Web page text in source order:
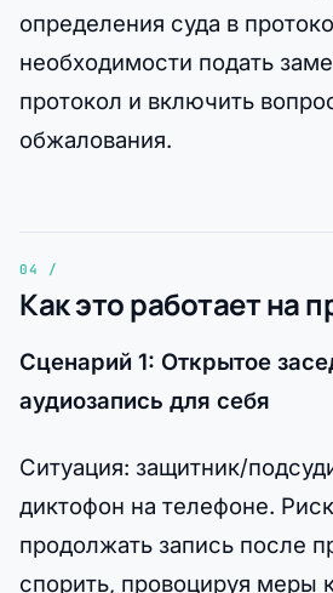
определения суда в
необходимости подать
протокол и включить
обжалования.
Как это работает на
Сценарий 1: Открытое
аудиозапись для себя
Ситуация: защитник/
диктофон на телефоне.
продолжать запись после
спорить, провоцируя меры